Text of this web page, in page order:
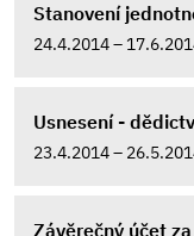
Stanovení
24.4.2014 –
Usnesení -
23.4.2014 –
Závěrečný účet